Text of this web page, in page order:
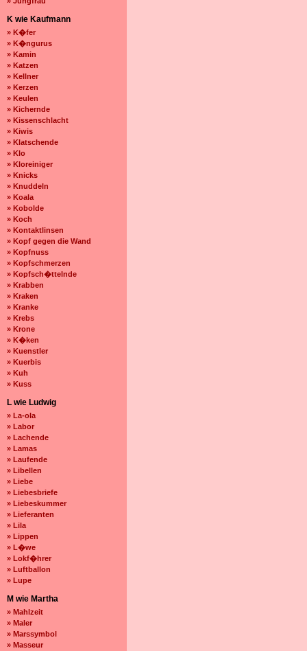
K wie Kaufmann
» K�fer
» K�ngurus
» Kamin
» Katzen
» Kellner
» Kerzen
» Keulen
» Kichernde
» Kissenschlacht
» Kiwis
» Klatschende
» Klo
» Kloreiniger
» Knicks
» Knuddeln
» Koala
» Kobolde
» Koch
» Kontaktlinsen
» Kopf gegen die Wand
» Kopfnuss
» Kopfschmerzen
» Kopfsch�ttelnde
» Krabben
» Kraken
» Kranke
» Krebs
» Krone
» K�ken
» Kuenstler
» Kuerbis
» Kuh
» Kuss
L wie Ludwig
» La-ola
» Labor
» Lachende
» Lamas
» Laufende
» Libellen
» Liebe
» Liebesbriefe
» Liebeskummer
» Lieferanten
» Lila
» Lippen
» L�we
» Lokf�hrer
» Luftballon
» Lupe
M wie Martha
» Mahlzeit
» Maler
» Marssymbol
» Masseur